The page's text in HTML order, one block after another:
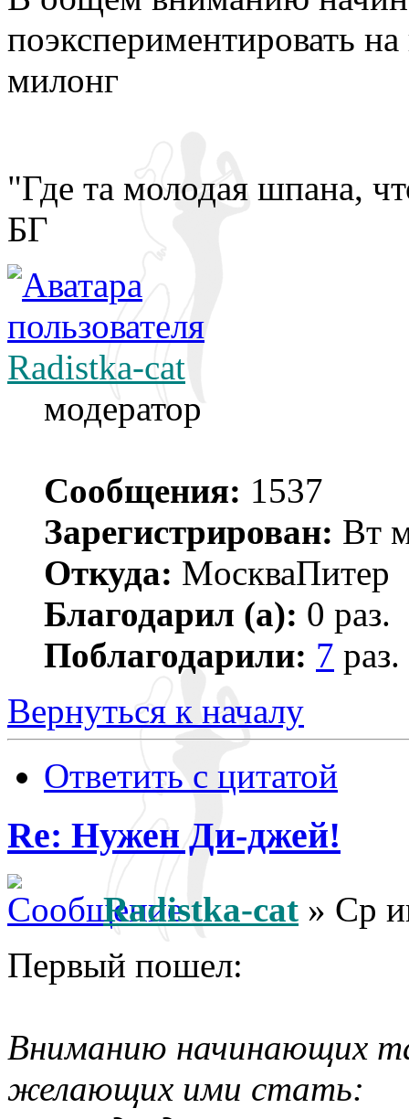
поэкспериментировать
милонг
"Где та молодая шпана,
БГ
Radistka-cat
модератор
Сообщения: 1537
Зарегистрирован: Вт
Откуда: МoскваПитер
Благодарил (а): 0 раз.
Поблагодарили: 7 раз.
Вернуться к началу
Ответить с цитатой
Re: Нужен Ди-джей!
Radistka-cat » Ср
Первый пошел:
Вниманию начинающих
желающих ими стать: